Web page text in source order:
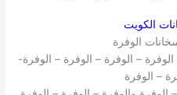
الكويت
الوفرة
– الوفرة – الوفرة – الوفرة-
– الوفرة